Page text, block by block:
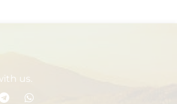
us.